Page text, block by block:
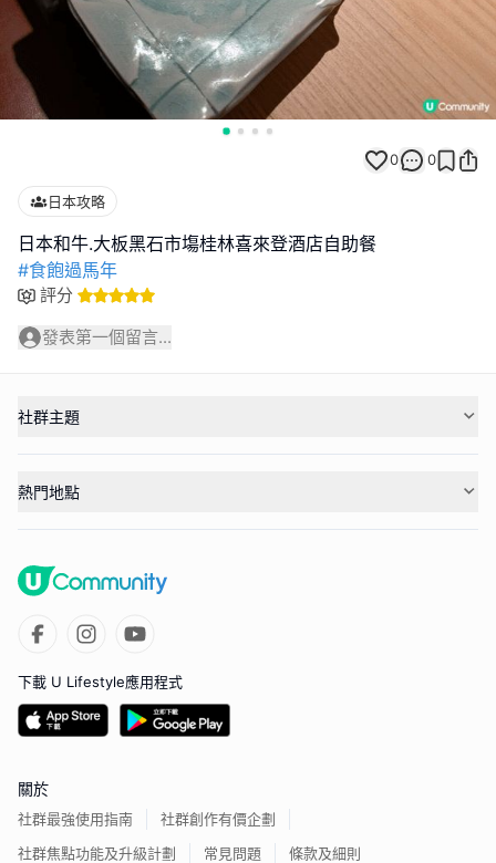
0 0
日本攻略
#食飽過馬年
評分
發表第一個留言...
社群主題
熱門地點
下載 U Lifestyle應用程式
關於
社群最強使用指南
社群創作有價企劃
社群焦點功能及升級計劃
常見問題 條款及細則